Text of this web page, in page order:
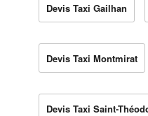
Devis Taxi Gailhan
Devis Taxi Montmirat
Devis Taxi Saint-